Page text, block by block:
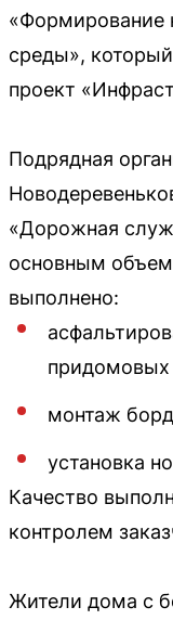
«Формирование
среды»,
проект
Подрядная
«Дорожная
основным
выполнено:
придомовых
монтаж
установка
Качество
контролем
Жители дома с